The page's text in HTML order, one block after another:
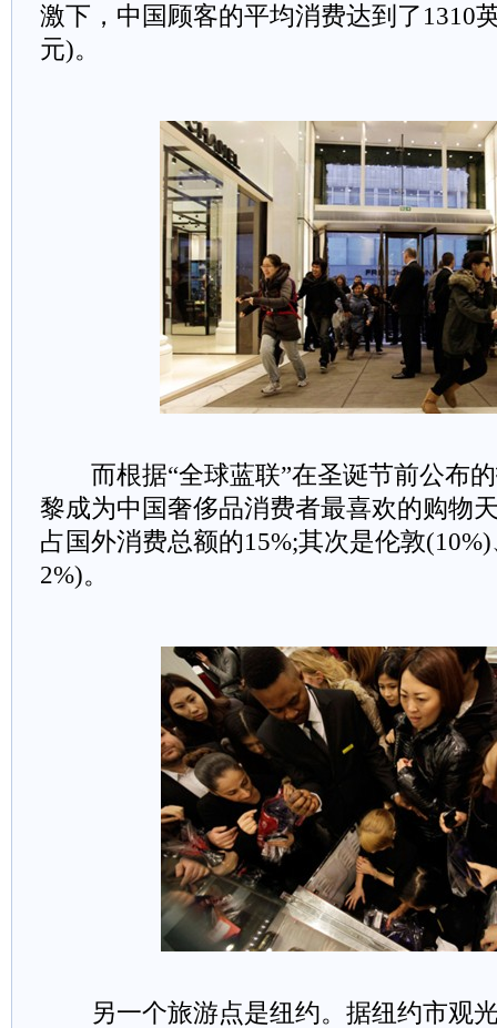
激下，中国顾客的平均消费达到了1310
元)。
而根据“全球蓝联”在圣诞节前公布的
黎成为中国奢侈品消费者最喜欢的购物
占国外消费总额的15%;其次是伦敦
2%)。
另一个旅游点是纽约。据纽约市观光